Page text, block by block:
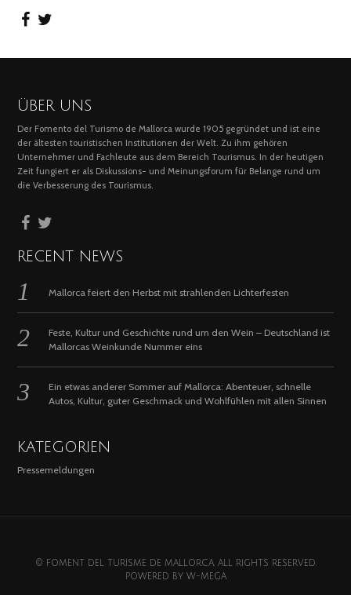
ÜBER UNS
Der Fomento del Turismo de Mallorca wurde 1905 gegründet und ist eine
der ältesten touristischen Institutionen der Welt. Zu ihm gehören
Unternehmer und Fachleute aus dem Bereich Tourismus. In der heutigen
Zeit fungiert er als Diskussions- und Meinungsforum für Belange rund um
die Verbesserung des Tourismus.
RECENT NEWS
Mallorca feiert den Herbst mit strahlenden Lichterfesten
Feste, Kultur und Geschichte rund um den Wein – Deutschland ist
Mallorcas Weinkunde Nummer eins
Ein etwas anderer Sommer auf Mallorca: Abenteuer, schnelle
Autos, Kultur, guter Geschmack und Wohlfühlen mit allen Sinnen
KATEGORIEN
Pressemeldungen
© FOMENT DEL TURISME DE MALLORCA. ALL RIGHTS RESERVED.
POWERED BY W-MEGA